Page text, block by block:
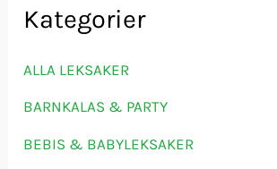
f
e
r
Kategorier
ALLA LEKSAKER
BARNKALAS & PARTY
BEBIS & BABYLEKSAKER